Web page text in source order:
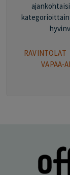
kategorioittain
RAVINTOLAT
VAPAA-